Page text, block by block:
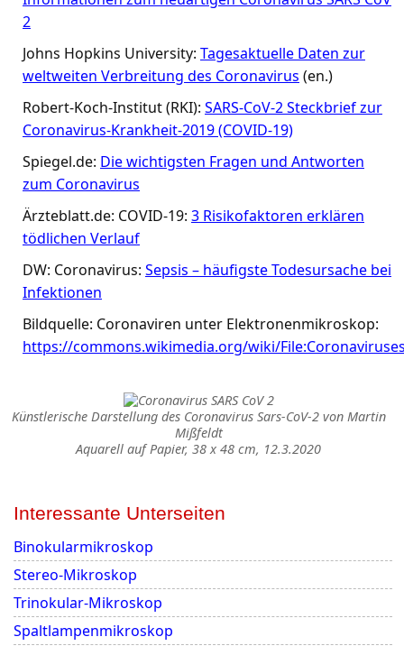
2
Johns Hopkins University: Tagesaktuelle Daten zur
weltweiten Verbreitung des Coronavirus (en.)
Robert-Koch-Institut (RKI): SARS-CoV-2 Steckbrief zur
Coronavirus-Krankheit-2019 (COVID-19)
Spiegel.de: Die wichtigsten Fragen und Antworten
zum Coronavirus
Ärzteblatt.de: COVID-19: 3 Risikofaktoren erklären
tödlichen Verlauf
DW: Coronavirus: Sepsis – häufigste Todesursache bei
Infektionen
Bildquelle: Coronaviren unter Elektronenmikroskop:
https://commons.wikimedia.org/wiki/
Künstlerische Darstellung des Coronavirus Sars-CoV-2 von Martin
Mißfeldt
Aquarell auf Papier, 38 x 48 cm, 12.3.2020
Interessante Unterseiten
Binokularmikroskop
Stereo-Mikroskop
Trinokular-Mikroskop
Spaltlampenmikroskop